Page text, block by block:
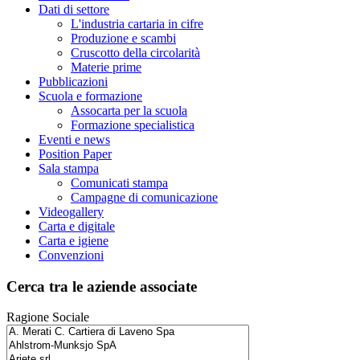
Dati di settore
L'industria cartaria in cifre
Produzione e scambi
Cruscotto della circolarità
Materie prime
Pubblicazioni
Scuola e formazione
Assocarta per la scuola
Formazione specialistica
Eventi e news
Position Paper
Sala stampa
Comunicati stampa
Campagne di comunicazione
Videogallery
Carta e digitale
Carta e igiene
Convenzioni
Cerca tra le aziende associate
Ragione Sociale